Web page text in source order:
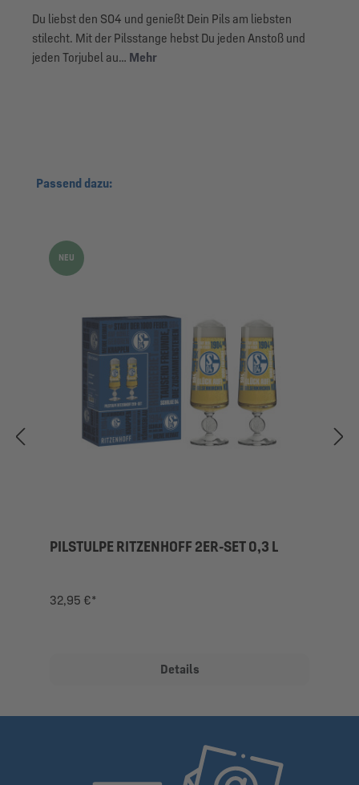
Du liebst den S04 und genießt Dein Pils am liebsten
stilecht. Mit der Pilsstange hebst Du jeden Anstoß und
jeden Torjubel au… Mehr
Produktgalerie überspringen
Passend dazu:
NEU
PILSTULPE RITZENHOFF 2ER-SET 0,3 L
32,95 €*
Details